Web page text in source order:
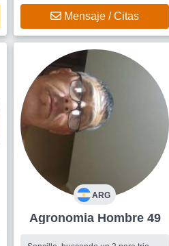
Mensaje / Citas
ARG
Agronomia Hombre 49